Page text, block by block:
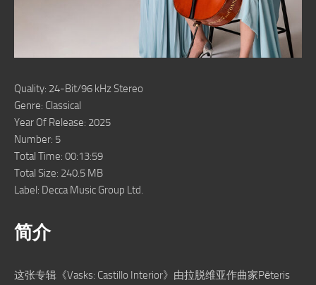
Quality: 24-Bit/96 kHz Stereo
Genre: Classical
Year Of Release: 2025
Number: 5
Total Time: 00:13:59
Total Size: 240.5 MB
Label: Decca Music Group Ltd.
简介
这张专辑《Vasks: Castillo Interior》由拉脱维亚作曲家Pēteris